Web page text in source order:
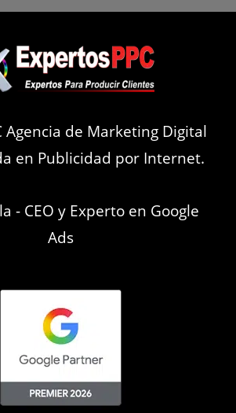
Agencia de Marketing Digital
en Publicidad por Internet.
- CEO y Experto en Google
Ads